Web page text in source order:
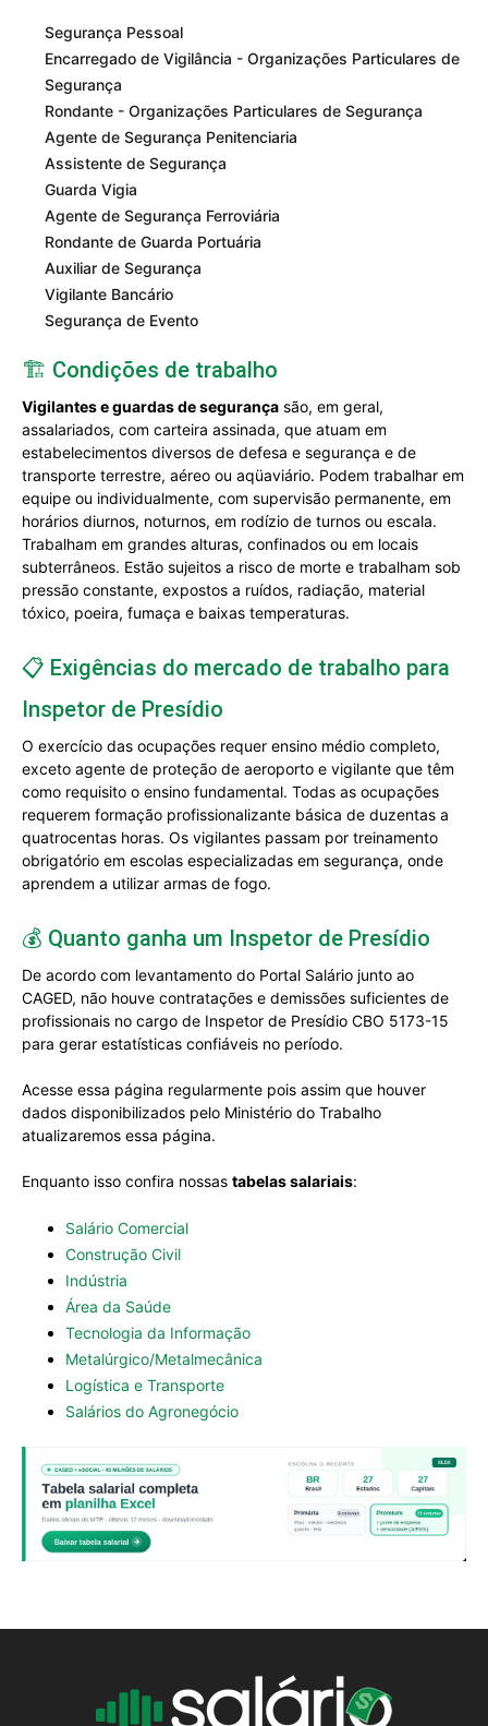
Segurança Pessoal
Encarregado de Vigilância - Organizações Particulares de
Segurança
Rondante - Organizações Particulares de Segurança
Agente de Segurança Penitenciaria
Assistente de Segurança
Guarda Vigia
Agente de Segurança Ferroviária
Rondante de Guarda Portuária
Auxiliar de Segurança
Vigilante Bancário
Segurança de Evento
🏗️ Condições de trabalho
Vigilantes e guardas de segurança são, em geral,
assalariados, com carteira assinada, que atuam em
estabelecimentos diversos de defesa e segurança e de
transporte terrestre, aéreo ou aqüaviário. Podem trabalhar em
equipe ou individualmente, com supervisão permanente, em
horários diurnos, noturnos, em rodízio de turnos ou escala.
Trabalham em grandes alturas, confinados ou em locais
subterrâneos. Estão sujeitos a risco de morte e trabalham sob
pressão constante, expostos a ruídos, radiação, material
tóxico, poeira, fumaça e baixas temperaturas.
📋 Exigências do mercado de trabalho para
Inspetor de Presídio
O exercício das ocupações requer ensino médio completo,
exceto agente de proteção de aeroporto e vigilante que têm
como requisito o ensino fundamental. Todas as ocupações
requerem formação profissionalizante básica de duzentas a
quatrocentas horas. Os vigilantes passam por treinamento
obrigatório em escolas especializadas em segurança, onde
aprendem a utilizar armas de fogo.
💰 Quanto ganha um Inspetor de Presídio
De acordo com levantamento do Portal Salário junto ao
CAGED, não houve contratações e demissões suficientes de
profissionais no cargo de Inspetor de Presídio CBO 5173-15
para gerar estatísticas confiáveis no período.
Acesse essa página regularmente pois assim que houver
dados disponibilizados pelo Ministério do Trabalho
atualizaremos essa página.
Enquanto isso confira nossas tabelas salariais:
Salário Comercial
Construção Civil
Indústria
Área da Saúde
Tecnologia da Informação
Metalúrgico/Metalmecânica
Logística e Transporte
Salários do Agronegócio